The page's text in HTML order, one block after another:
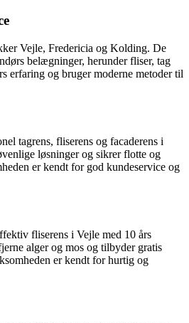
Vejle, Fredericia og Kolding. De
belægninger, herunder fliser, tag
erfaring og bruger moderne metoder til
tagrens, fliserens og facaderens i
løsninger og sikrer flotte og
er kendt for god kundeservice og
fliserens i Vejle med 10 års
alger og mos og tilbyder gratis
er kendt for hurtig og